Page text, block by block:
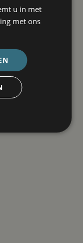
u in met
met ons